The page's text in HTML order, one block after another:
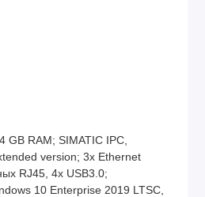
GB RAM; SIMATIC IPC,
version; 3x Ethernet
RJ45, 4x USB3.0;
10 Enterprise 2019 LTSC,